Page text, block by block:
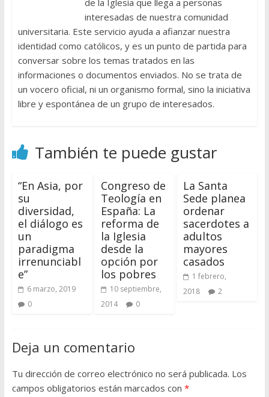
interesadas de nuestra comunidad
universitaria. Este servicio ayuda a afianzar nuestra
identidad como católicos, y es un punto de partida para
conversar sobre los temas tratados en las
informaciones o documentos enviados. No se trata de
un vocero oficial, ni un organismo formal, sino la iniciativa
libre y espontánea de un grupo de interesados.
También te puede gustar
“En Asia, por
su
diversidad,
el diálogo es
un
paradigma
irrenunciabl
e”
6 marzo, 2019
0
Congreso de
Teología en
España: La
reforma de
la Iglesia
desde la
opción por
los pobres
10 septiembre,
2014
0
La Santa
Sede planea
ordenar
sacerdotes a
adultos
mayores
casados
1 febrero,
2018
2
Deja un comentario
Tu dirección de correo electrónico no será publicada. Los
campos obligatorios están marcados con *